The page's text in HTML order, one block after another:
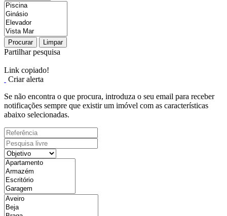
Procurar Limpar
Partilhar pesquisa
Link copiado!
Criar alerta
Se não encontra o que procura, introduza o seu email para receber
notificações sempre que existir um imóvel com as características
abaixo selecionadas.